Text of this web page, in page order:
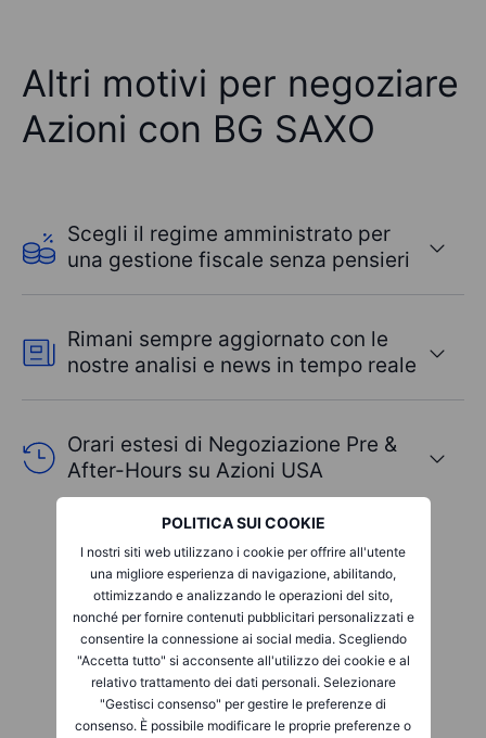
POLITICA SUI COOKIE
I nostri siti web utilizzano i cookie per offrire all'utente
una migliore esperienza di navigazione, abilitando,
ottimizzando e analizzando le operazioni del sito,
nonché per fornire contenuti pubblicitari personalizzati e
consentire la connessione ai social media. Scegliendo
"Accetta tutto" si acconsente all'utilizzo dei cookie e al
relativo trattamento dei dati personali. Selezionare
"Gestisci consenso" per gestire le preferenze di
consenso. È possibile modificare le proprie preferenze o
Altri motivi per negoziare
Azioni con BG SAXO
Scegli il regime amministrato per
una gestione fiscale senza pensieri
Rimani sempre aggiornato con le
nostre analisi e news in tempo reale
Orari estesi di Negoziazione Pre &
After-Hours su Azioni USA
Informati e prendi
ispirazione
01 / 03